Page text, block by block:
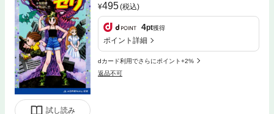
試し読み
495(税込)
4pt獲得
ポイント詳細
dカード利用でさらにポイント+2%
返品不可